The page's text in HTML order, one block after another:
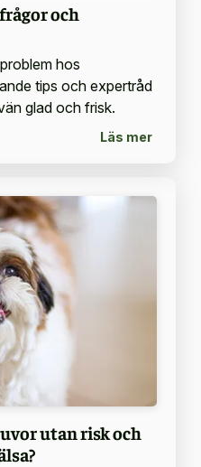
och
hos
tips och expertråd
glad och frisk.
Läs mer
utan risk och